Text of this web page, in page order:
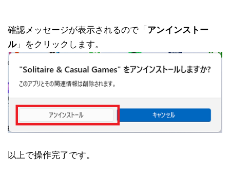
確認メッセージが表示されるので「 アンインストー
ル」をクリックします。
以上で操作完了です。